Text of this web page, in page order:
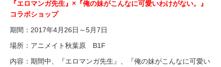
『エロマンガ先生』×『俺の妹がこんなに可愛いわけがない。』
コラボショップ
期間：2017年4月26日～5月7日
場所：アニメイト秋葉原 B1F
内容：期間中、『エロマンガ先生』、『俺の妹がこんなに可愛い